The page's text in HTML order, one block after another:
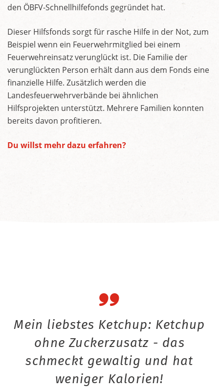
den ÖBFV-Schnellhilfefonds gegründet hat.
Dieser Hilfsfonds sorgt für rasche Hilfe in der Not, zum
Beispiel wenn ein Feuerwehrmitglied bei einem
Feuerwehreinsatz verunglückt ist. Die Familie der
verunglückten Person erhält dann aus dem Fonds eine
finanzielle Hilfe. Zusätzlich werden die
Landesfeuerwehrverbände bei ähnlichen
Hilfsprojekten unterstützt. Mehrere Familien konnten
bereits davon profitieren.
Du willst mehr dazu erfahren?
Mein liebstes Ketchup: Ketchup
ohne Zuckerzusatz - das
schmeckt gewaltig und hat
weniger Kalorien!